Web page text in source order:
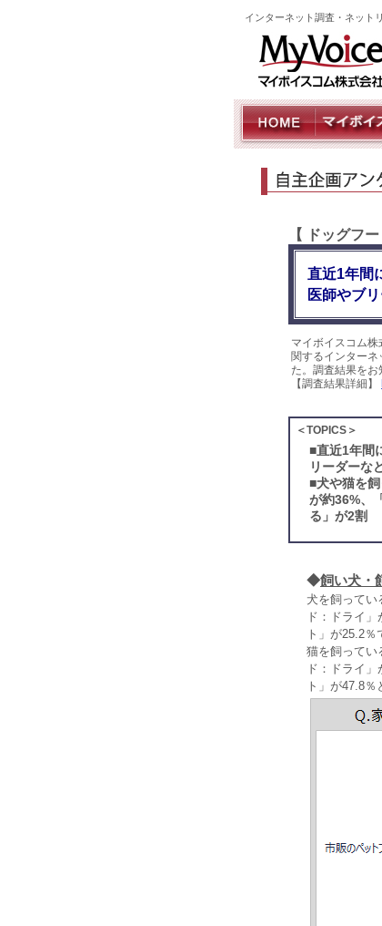
インターネット調査・ネット
【 ドッグフ
直近1年間
医師やブ
マイボイスコム
関するインター
た。調査結果をお
【調査結果詳細】
＜TOPICS＞
■直近1年間
リーダーな
■犬や猫を
が約36%、
る」が2割
◆飼い犬・
犬を飼ってい
ド：ドライ
ト」が25.2％
猫を飼ってい
ド：ドライ
ト」が47.8％